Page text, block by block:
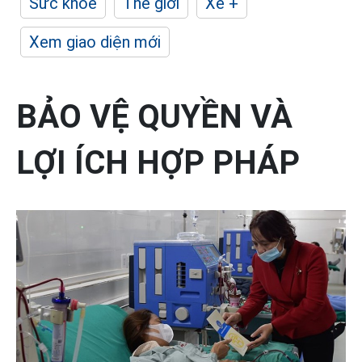
Xem giao diện mới
BẢO VỆ QUYỀN VÀ
LỢI ÍCH HỢP PHÁP